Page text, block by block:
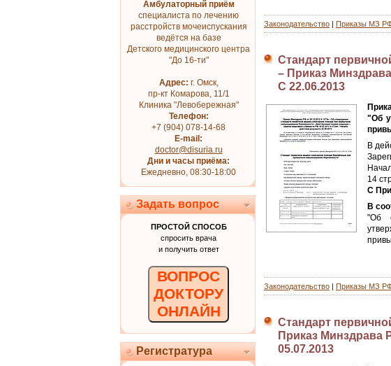
Амбулаторный приём
специалиста по лечению
расстройств мочеиспускания
ведётся на базе
Детского медицинского центра
"До 16-ти"
Адрес: г. Омск,
пр-кт Комарова, 11/1
Клиника "Левобережная"
Телефон:
+7 (904) 078-14-68
E-mail:
doctor@disuria.ru
Дни и часы приёма:
Ежедневно, 08:30-18:00
Задать вопрос
ПРОСТОЙ СПОСОБ
спросить врача
и получить ответ
ВОПРОС
ДОКТОРУ
ОНЛАЙН
Регистратура
Законодательство | Приказы МЗ
Стандарт
– Приказ
С 22.06.2013
"Об
В
14
С
В
"Об
Законодательство | Приказы МЗ
Стандарт
Приказ Минздрава
05.07.2013